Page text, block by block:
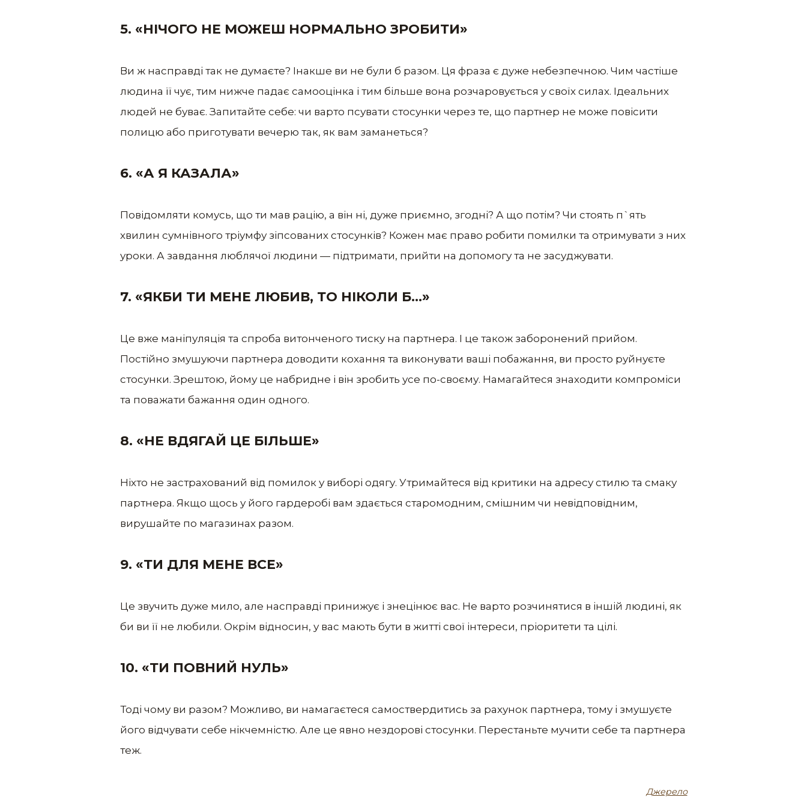
5. «НІЧОГО НЕ МОЖЕШ НОРМАЛЬНО ЗРОБИТИ»
Ви ж насправді так не думаєте? Інакше ви не були б разом. Ця фраза є дуже небезпечною. Чим частіше
людина її чує, тим нижче падає самооцінка і тим більше вона розчаровується у своїх силах. Ідеальних
людей не буває. Запитайте себе: чи варто псувати стосунки через те, що партнер не може повісити
полицю або приготувати вечерю так, як вам заманеться?
6. «А Я КАЗАЛА»
Повідомляти комусь, що ти мав рацію, а він ні, дуже приємно, згодні? А що потім? Чи стоять п`ять
хвилин сумнівного тріумфу зіпсованих стосунків? Кожен має право робити помилки та отримувати з них
уроки. А завдання люблячої людини — підтримати, прийти на допомогу та не засуджувати.
7. «ЯКБИ ТИ МЕНЕ ЛЮБИВ, ТО НІКОЛИ Б…»
Це вже маніпуляція та спроба витонченого тиску на партнера. І це також заборонений прийом.
Постійно змушуючи партнера доводити кохання та виконувати ваші побажання, ви просто руйнуєте
стосунки. Зрештою, йому це набридне і він зробить усе по-своєму. Намагайтеся знаходити компроміси
та поважати бажання один одного.
8. «НЕ ВДЯГАЙ ЦЕ БІЛЬШЕ»
Ніхто не застрахований від помилок у виборі одягу. Утримайтеся від критики на адресу стилю та смаку
партнера. Якщо щось у його гардеробі вам здається старомодним, смішним чи невідповідним,
вирушайте по магазинах разом.
9. «ТИ ДЛЯ МЕНЕ ВСЕ»
Це звучить дуже мило, але насправді принижує і знецінює вас. Не варто розчинятися в іншій людині, як
би ви її не любили. Окрім відносин, у вас мають бути в житті свої інтереси, пріоритети та цілі.
10. «ТИ ПОВНИЙ НУЛЬ»
Тоді чому ви разом? Можливо, ви намагаєтеся самоствердитись за рахунок партнера, тому і змушуєте
його відчувати себе нікчемністю. Але це явно нездорові стосунки. Перестаньте мучити себе та партнера
теж.
Джерело